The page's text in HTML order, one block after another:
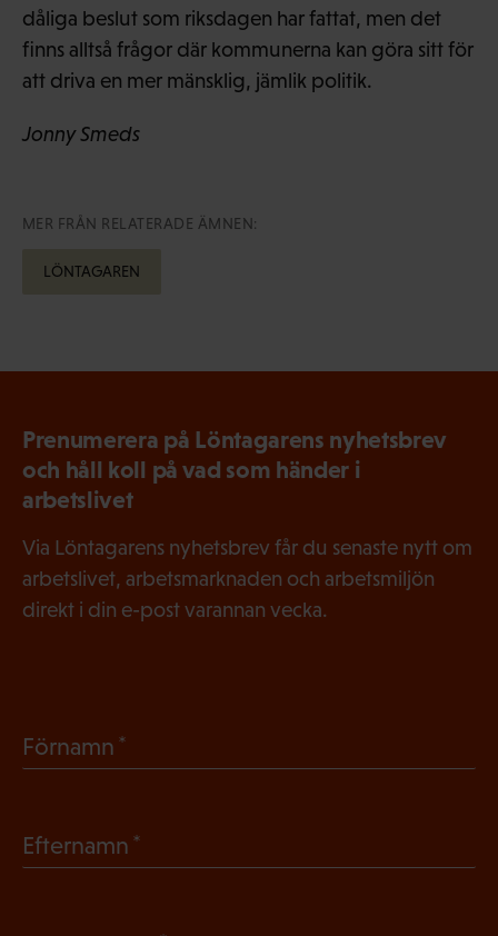
dåliga beslut som riksdagen har fattat, men det
finns alltså frågor där kommunerna kan göra sitt för
att driva en mer mänsklig, jämlik politik.
Jonny Smeds
MER FRÅN RELATERADE ÄMNEN:
LÖNTAGAREN
Prenumerera på Löntagarens nyhetsbrev
och håll koll på vad som händer i
arbetslivet
Via Löntagarens nyhetsbrev får du senaste nytt om
arbetslivet, arbetsmarknaden och arbetsmiljön
direkt i din e-post varannan vecka.
Förnamn
Efternamn